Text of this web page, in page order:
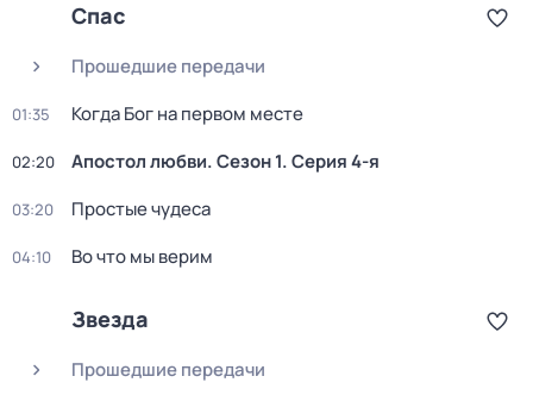
Спас
Прошедшие передачи
01:35 Когда Бог на первом месте
02:20 Апостол любви. Сезон 1. Серия 4-я
03:20 Простые чудеса
04:10 Во что мы верим
Звезда
Прошедшие передачи